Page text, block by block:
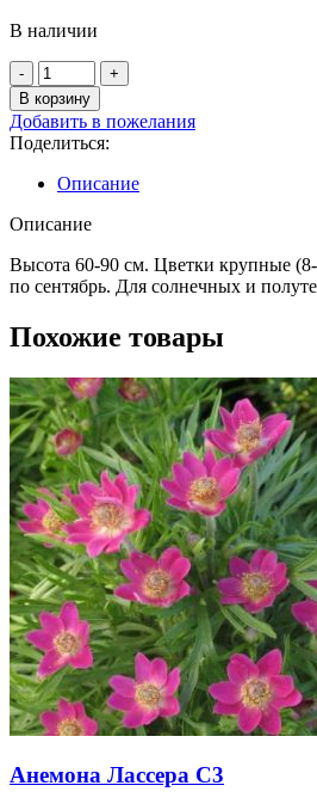
В наличии
Количество
товара
Эхинацея
пурпурная
Магнус
С5
В корзину
Добавить в пожелания
Поделиться:
Описание
Описание
Высота 60-90 см. Цветки крупные
по сентябрь. Для солнечных и
Похожие товары
Анемона Лассера С3